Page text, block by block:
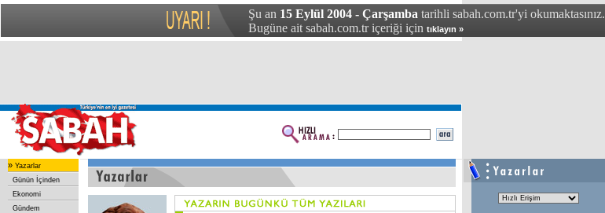
Şu an 15 Eylül 2004 - Çarşamba tarihli sabah.com.tr'yi okumaktasınız.
Bugüne ait sabah.com.tr içeriği için tıklayın »
» Yazarlar
Günün İçinden
Ekonomi
Gündem